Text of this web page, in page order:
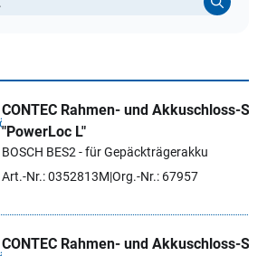
CONTEC Rahmen- und Akkuschloss-Set
"PowerLoc L"
BOSCH BES2 - für Gepäckträgerakku
Art.-Nr.: 0352813M Org.-Nr.: 67957
CONTEC Rahmen- und Akkuschloss-Set